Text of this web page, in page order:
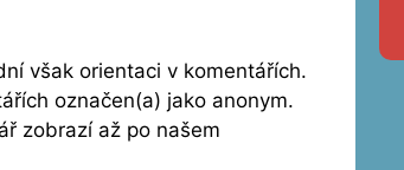
však orientaci v komentářích.
označen(a) jako anonym.
zobrazí až po našem